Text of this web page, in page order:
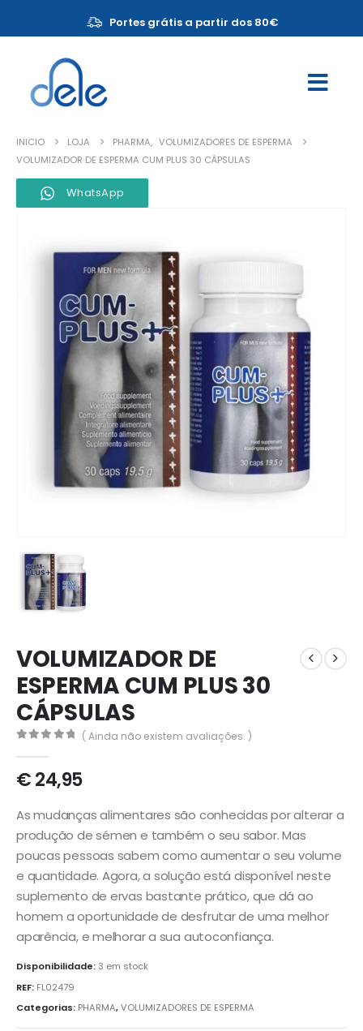
Portes grátis a partir dos 80€
INICIO LOJA PHARMA, VOLUMIZADORES DE ESPERMA
VOLUMIZADOR DE ESPERMA CUM PLUS 30 CÁPSULAS
WhatsApp
VOLUMIZADOR DE
ESPERMA CUM PLUS 30
CÁPSULAS
( Ainda não existem avaliações. )
€24,95
As mudanças alimentares são conhecidas por alterar a
produção de sémen e também o seu sabor. Mas
poucas pessoas sabem como aumentar o seu volume
e quantidade. Agora, a solução está disponível neste
suplemento de ervas bastante prático, que dá ao
homem a oportunidade de desfrutar de uma melhor
aparência, e melhorar a sua autoconfiança.
Disponibilidade:3 em stock
REF: FL02479
Categorias: PHARMA,VOLUMIZADORES DE ESPERMA